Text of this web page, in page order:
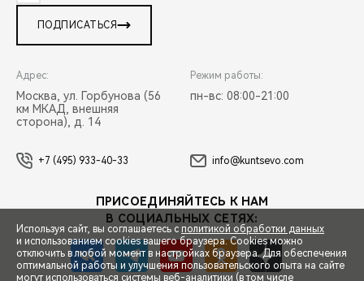
ПОДПИСАТЬСЯ
Адрес:
Москва, ул. Горбунова (56
км МКАД, внешняя
сторона), д. 14
Режим работы:
пн-вс: 08:00-21:00
+7 (495) 933-40-33 info@kuntsevo.com
ПРИСОЕДИНЯЙТЕСЬ К НАМ
В СОЦИАЛЬНЫХ СЕТЯХ:
Используя сайт, вы соглашаетесь с политикой обработки данных
и использованием cookies вашего браузера. Cookies можно
отключить в любой момент в настройках браузера. Для обеспечения
оптимальной работы и улучшения пользовательского опыта на сайте
могут использоваться системы веб-аналитики (в том числе